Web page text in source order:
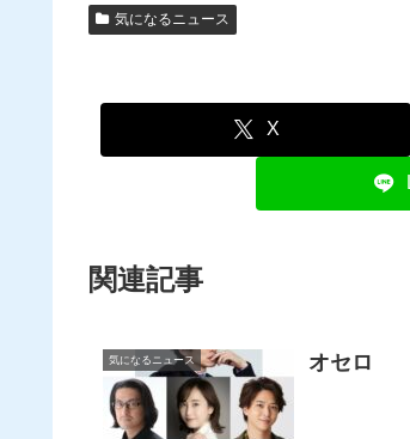
気になるニュース
X
関連記事
気になるニュース オセロ